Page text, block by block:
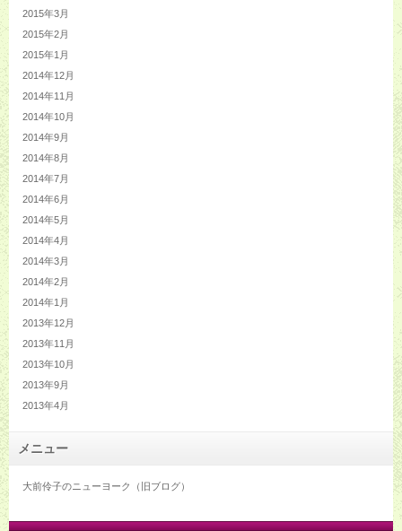
2015年3月
2015年2月
2015年1月
2014年12月
2014年11月
2014年10月
2014年9月
2014年8月
2014年7月
2014年6月
2014年5月
2014年4月
2014年3月
2014年2月
2014年1月
2013年12月
2013年11月
2013年10月
2013年9月
2013年4月
メニュー
大前伶子のニューヨーク（旧ブログ）